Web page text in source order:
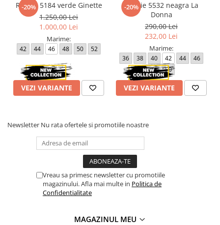
-20%
Rochie 5184 verde Ginette
1.250,00 Lei
1.000,00 Lei
Marime:
42 44 46 48 50 52
VEZI VARIANTE
-20%
Rochie 5532 neagra La
Donna
290,00 Lei
232,00 Lei
Marime:
36 38 40 42 44
46
48
50
VEZI VARIANTE
Newsletter Nu rata ofertele si promotiile noastre
Vreau sa primesc newsletter cu promotiile
magazinului. Afla mai multe in Politica de
Confidentialitate
MAGAZINUL MEU